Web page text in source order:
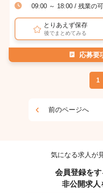
09:00 ～ 18:00 / 残業の
とりあえず保存
後でまとめてみる
応募要
1
前のページへ
気になる求人が
会員登録をす
非公開求人